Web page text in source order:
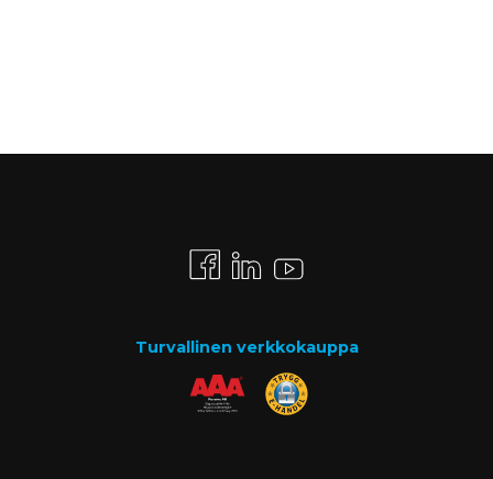
Turvallinen verkkokauppa